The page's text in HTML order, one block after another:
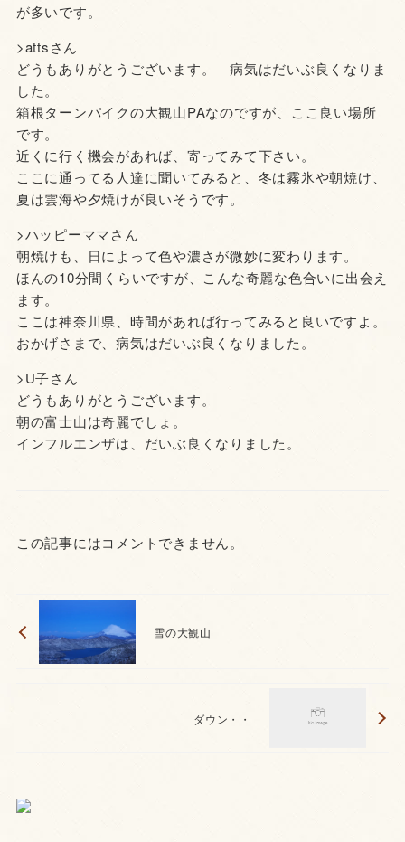
が多いです。
>attsさん
どうもありがとうございます。 病気はだいぶ良くなりま
した。
箱根ターンパイクの大観山PAなのですが、ここ良い場所
です。
近くに行く機会があれば、寄ってみて下さい。
ここに通ってる人達に聞いてみると、冬は霧氷や朝焼け、
夏は雲海や夕焼けが良いそうです。
>ハッピーママさん
朝焼けも、日によって色や濃さが微妙に変わります。
ほんの10分間くらいですが、こんな奇麗な色合いに出会え
ます。
ここは神奈川県、時間があれば行ってみると良いですよ。
おかげさまで、病気はだいぶ良くなりました。
>U子さん
どうもありがとうございます。
朝の富士山は奇麗でしょ。
インフルエンザは、だいぶ良くなりました。
この記事にはコメントできません。
雪の大観山
ダウン・・